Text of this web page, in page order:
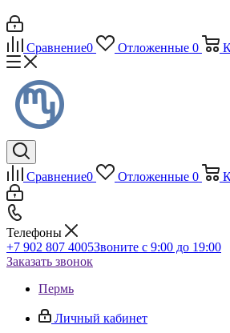
Сравнение0 Отложенные 0
Сравнение0 Отложенные 0
Телефоны
+7 902 807 4005Звоните с 9:00 до 19:00
Заказать звонок
Пермь
Личный кабинет